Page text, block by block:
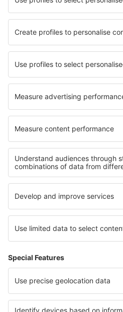
Cazare în Albarracin Cazare
Cazare Bianco Cazare în
Cazare Sariska Cazare în
Cele mai bune locuri de cazare -
Cazare în Normandia Cazare
Cazare către Languedoc-Roussillon
Cazare în regiunea Rivierei Franceze
Cazare in Parcul Național Tatrzański
Cazare in Insula Korcula